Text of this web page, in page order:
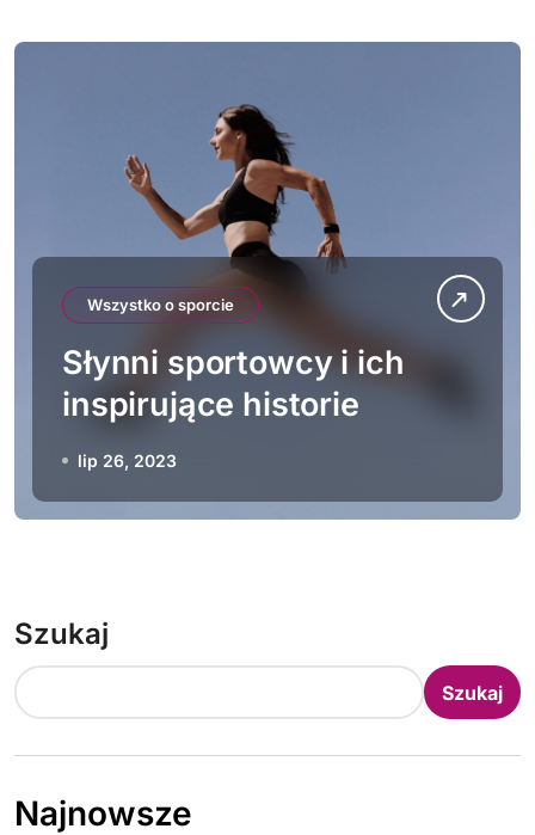
Wszystko o sporcie
Słynni sportowcy i ich
inspirujące historie
lip 26, 2023
Szukaj
Szukaj
Najnowsze